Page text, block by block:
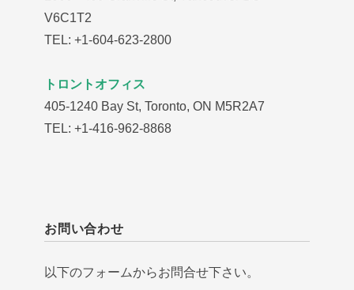
V6C1T2
TEL: +1-604-623-2800
トロントオフィス
405-1240 Bay St, Toronto, ON M5R2A7
TEL: +1-416-962-8868
お問い合わせ
以下のフォームからお問合せ下さい。